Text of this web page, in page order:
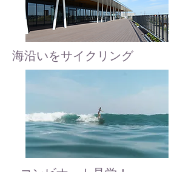
​海沿いをサイクリング